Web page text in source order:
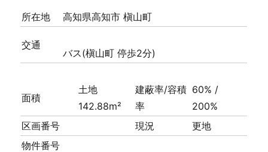
所在地 高知県高知市 槇山町
交通
バス(槇山町 停歩2分)
面積
土地
142.88m²
建蔽率/容積
率
60% /
200%
区画番号
現況
更地
物件番号